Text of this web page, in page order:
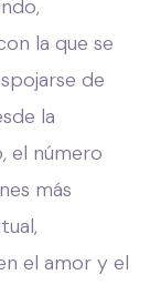
la que se
de
la
el número
más
el amor y el